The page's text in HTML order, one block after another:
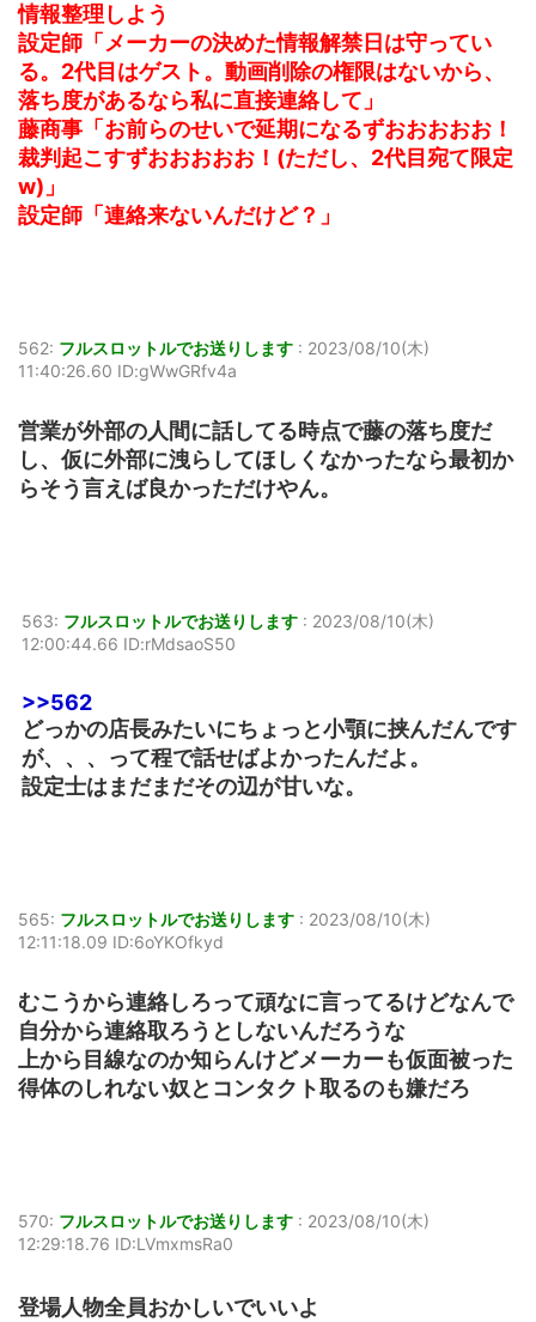
情報整理しよう
設定師「メーカーの決めた情報解禁日は守ってい
る。2代目はゲスト。動画削除の権限はないから、
落ち度があるなら私に直接連絡して」
藤商事「お前らのせいで延期になるずおおおおお！
裁判起こすずおおおおお！(ただし、2代目宛て限定
w)」
設定師「連絡来ないんだけど？」
562: フルスロットルでお送りします : 2023/08/10(木)
11:40:26.60 ID:gWwGRfv4a
営業が外部の人間に話してる時点で藤の落ち度だ
し、仮に外部に洩らしてほしくなかったなら最初か
らそう言えば良かっただけやん。
563: フルスロットルでお送りします : 2023/08/10(木)
12:00:44.66 ID:rMdsaoS50
>>562
どっかの店長みたいにちょっと小顎に挟んだんです
が、、、って程で話せばよかったんだよ。
設定士はまだまだその辺が甘いな。
565: フルスロットルでお送りします : 2023/08/10(木)
12:11:18.09 ID:6oYKOfkyd
むこうから連絡しろって頑なに言ってるけどなんで
自分から連絡取ろうとしないんだろうな
上から目線なのか知らんけどメーカーも仮面被った
得体のしれない奴とコンタクト取るのも嫌だろ
570: フルスロットルでお送りします : 2023/08/10(木)
12:29:18.76 ID:LVmxmsRa0
登場人物全員おかしいでいいよ